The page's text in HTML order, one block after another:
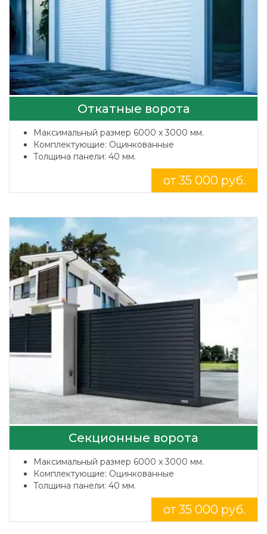
Откатные ворота
Максимальный размер 6000 x 3000 мм.
Комплектующие: Оцинкованные
Толщина панели: 40 мм.
от 35 000 руб.
Секционные ворота
Максимальный размер 6000 x 3000 мм.
Комплектующие: Оцинкованные
Толщина панели: 40 мм.
от 35 000 руб.